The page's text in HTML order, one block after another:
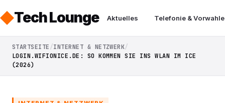
Tech Lounge Aktuelles Telefonie &
STARTSEITE
INTERNET & NETZWERK
LOGIN.WIFIONICE.DE: SO KOMMEN SIE INS WLAN IM ICE
(2026)